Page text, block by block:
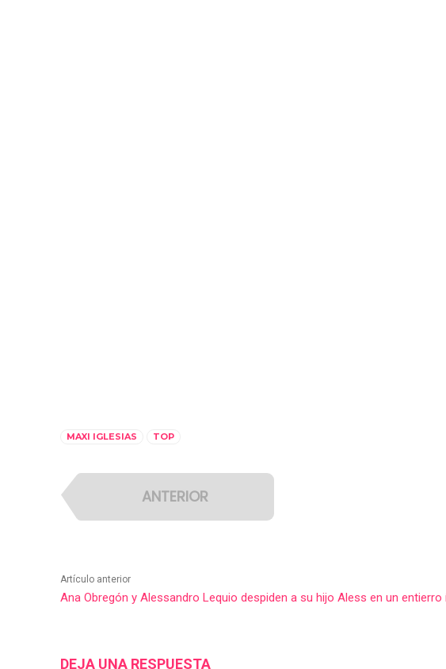
MAXI IGLESIAS TOP
ANTERIOR
Artículo anterior
Ana Obregón y Alessandro Lequio despiden a su hijo Aless en un entierro
DEJA UNA RESPUESTA